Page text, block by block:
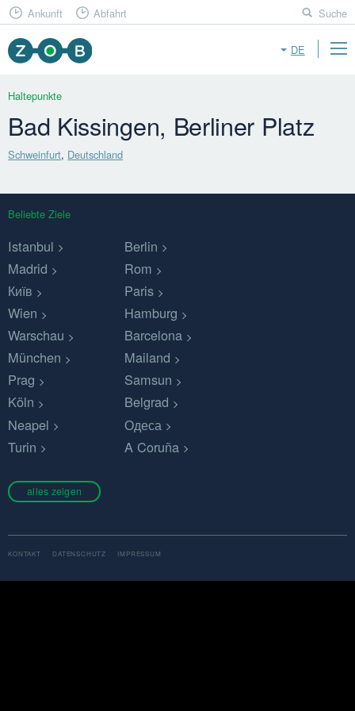
DE
Ankunft Abfahrt Suche
Haltepunkte
Bad Kissingen, Berliner Platz
Schweinfurt, Deutschland
Beliebte Ziele
Istanbul
Berlin
Madrid
Rom
Київ
Paris
Wien
Hamburg
Warschau
Barcelona
München
Mailand
Prag
Samsun
Köln
Belgrad
Neapel
Одеса
Turin
A Coruña
alles zeigen
KONTAKT DATENSCHUTZ IMPRESSUM